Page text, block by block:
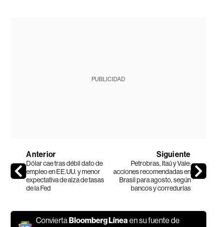
PUBLICIDAD
Anterior
Dólar cae tras débil dato de
empleo en EE.UU. y menor
expectativa de alza de tasas
de la Fed
Siguiente
Petrobras, Itaú y Vale:
acciones recomendadas en
Brasil para agosto, según
bancos y corredurías
ConviertaBloomberg Líneaen su fuente de